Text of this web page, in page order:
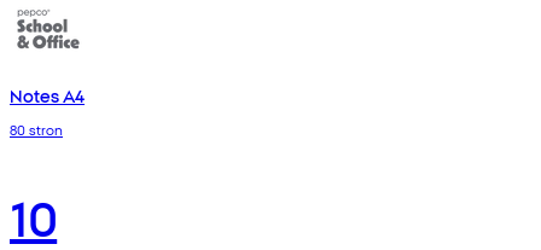
Notes A4
80 stron
10